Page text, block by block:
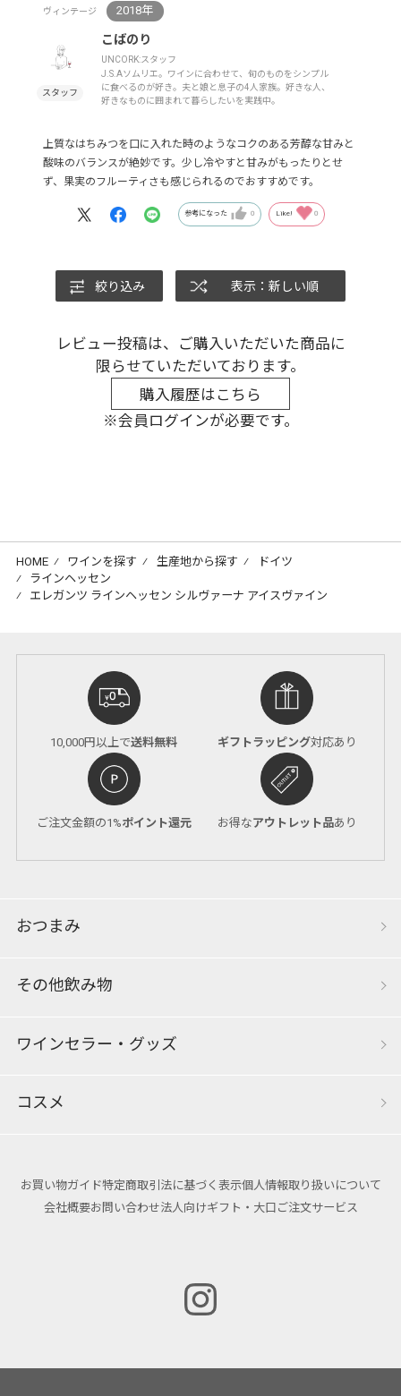
ヴィンテージ 2018年
こばのり
UNCORK:スタッフ
J.S.Aソムリエ。ワインに合わせて、旬のものをシンプル
に食べるのが好き。夫と娘と息子の4人家族。好きな人、
好きなものに囲まれて暮らしたいを実践中。
上質なはちみつを口に入れた時のようなコクのある芳醇な甘みと
酸味のバランスが絶妙です。少し冷やすと甘みがもったりとせ
ず、果実のフルーティさも感じられるのでおすすめです。
参考になった 0 Like! 0
絞り込み 表示：新しい順
レビュー投稿は、ご購入いただいた商品に
限らせていただいております。
購入履歴はこちら
※会員ログインが必要です。
HOME ⁄ ワインを探す ⁄ 生産地から探す ⁄
ドイツ
⁄ ラインヘッセン
⁄ エレガンツ ラインヘッセン シルヴァーナ アイスヴァイン
10,000円以上で送料無料 ギフトラッピング対応あり
ご注文金額の1%ポイント還元 お得なアウトレット品あり
おつまみ
その他飲み物
ワインセラー・グッズ
コスメ
お買い物ガイド特定商取引法に基づく表示個人情報取り扱いについて
会社概要お問い合わせ法人向けギフト・大口ご注文サービス